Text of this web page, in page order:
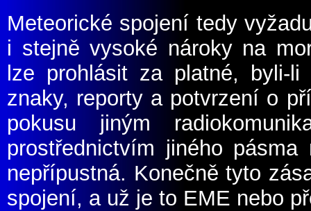
Meteorické spojení tedy
i stejně vysoké nároky na
lze prohlásit za platné, byli-
znaky, reporty a potvrzení o
pokusu jiným
prostřednictvím jiného
nepřípustná. Konečně tyto
spojení, a už je to EME nebo